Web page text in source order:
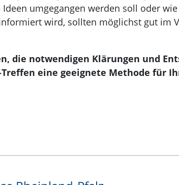
umgegangen werden soll oder
wird, sollten möglichst gut im
die notwendigen Klärungen und
eine geeignete Methode für